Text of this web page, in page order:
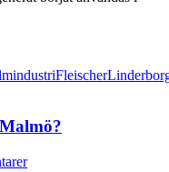
Fleischer